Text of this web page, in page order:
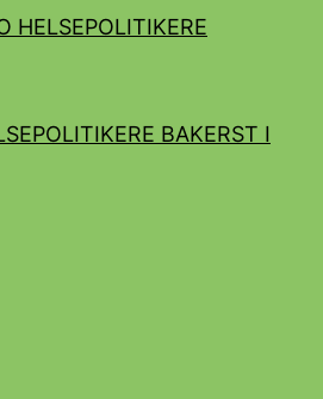
HELSEPOLITIKERE
BAKERST I